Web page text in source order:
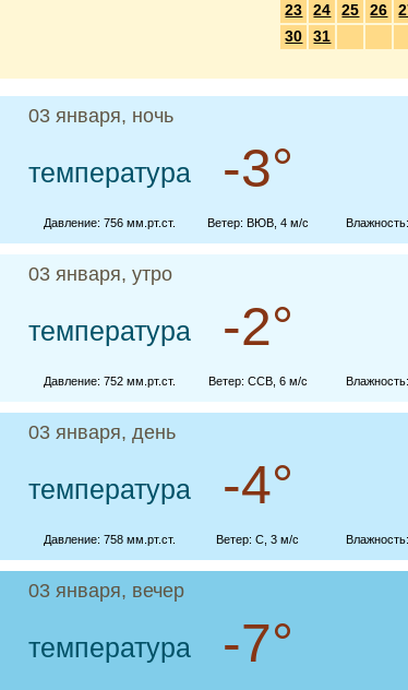
23
24 25 26
30
31
03 января, ночь
температура -3°
Давление: 756 мм.рт.ст. Ветер: ВЮВ, 4 м/с
03 января, утро
температура -2°
Давление: 752 мм.рт.ст. Ветер: ССВ, 6 м/с
03 января, день
температура -4°
Давление: 758 мм.рт.ст. Ветер: С, 3 м/с
03 января, вечер
температура -7°